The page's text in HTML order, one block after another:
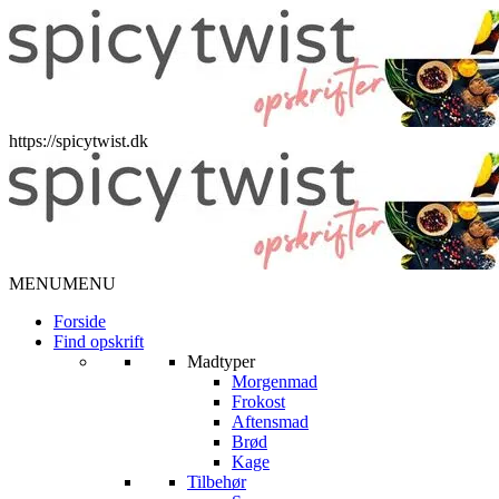
https://spicytwist.dk
MENUMENU
Forside
Find opskrift
Madtyper
Morgenmad
Frokost
Aftensmad
Brød
Kage
Tilbehør